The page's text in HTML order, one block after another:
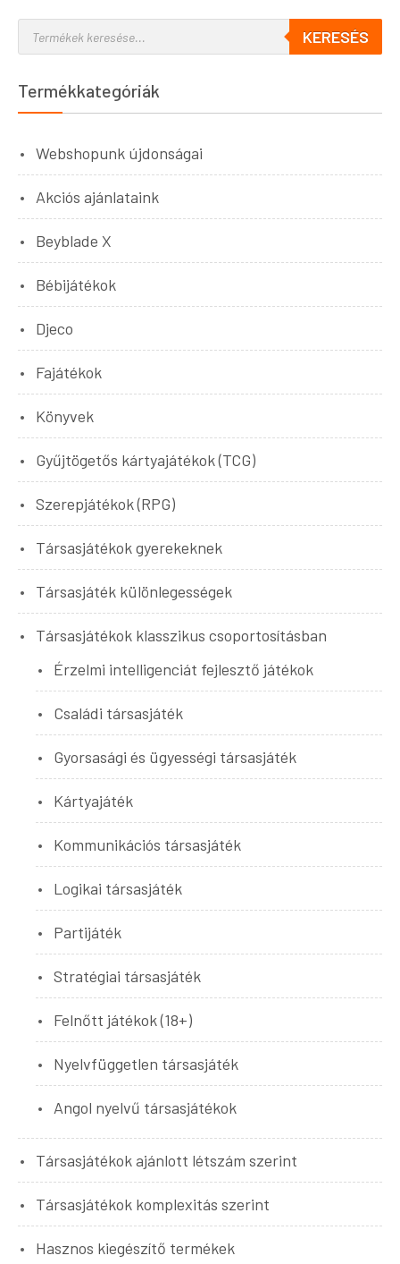
KERESÉS
Termékkategóriák
Webshopunk újdonságai
Akciós ajánlataink
Beyblade X
Bébijátékok
Djeco
Fajátékok
Könyvek
Gyűjtögetős kártyajátékok (TCG)
Szerepjátékok (RPG)
Társasjátékok gyerekeknek
Társasjáték különlegességek
Társasjátékok klasszikus csoportosításban
Érzelmi intelligenciát fejlesztő játékok
Családi társasjáték
Gyorsasági és ügyességi társasjáték
Kártyajáték
Kommunikációs társasjáték
Logikai társasjáték
Partijáték
Stratégiai társasjáték
Felnőtt játékok (18+)
Nyelvfüggetlen társasjáték
Angol nyelvű társasjátékok
Társasjátékok ajánlott létszám szerint
Társasjátékok komplexitás szerint
Hasznos kiegészítő termékek